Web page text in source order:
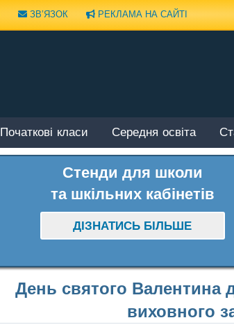
ЗВ’ЯЗОК РЕКЛАМА НА САЙТІ
Початкові класи Середня освіта
Стенди для школи
та шкільних кабінетів
ДІЗНАТИСЬ БІЛЬШЕ
День святого Валентина
виховного